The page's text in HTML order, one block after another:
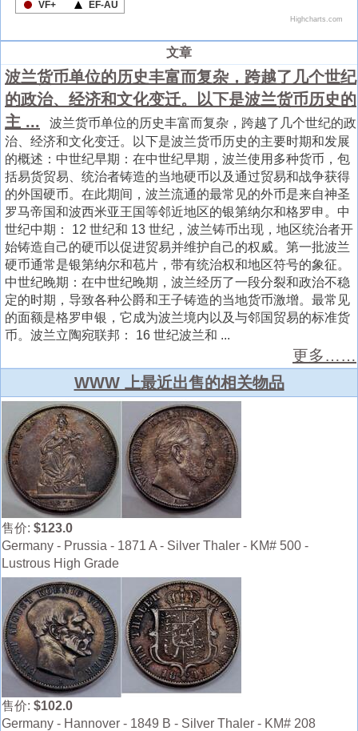
文章
波兰货币单位的历史丰富而复杂，跨越了几个世纪
的政治、经济和文化变迁。以下是波兰货币历史的
主 ... 波兰货币单位的历史丰富而复杂，跨越了几个世纪的政
治、经济和文化变迁。以下是波兰货币历史的主要时期和发展
的概述：中世纪早期：在中世纪早期，波兰使用多种货币，包
括易货贸易、统治者铸造的当地硬币以及通过贸易和战争获得
的外国硬币。在此期间，波兰流通的最常见的外币是来自神圣
罗马帝国和波西米亚王国等邻近地区的银第纳尔和格罗申。中
世纪中期： 12 世纪和 13 世纪，波兰铸币出现，地区统治者开
始铸造自己的硬币以促进贸易并维护自己的权威。第一批波兰
硬币通常是银第纳尔和苞片，带有统治权和地区符号的象征。
中世纪晚期：在中世纪晚期，波兰经历了一段分裂和政治不稳
定的时期，导致各种公爵和王子铸造的当地货币激增。最常见
的面额是格罗申银，它成为波兰境内以及与邻国贸易的标准货
币。波兰立陶宛联邦： 16 世纪波兰和 ...
更多……
WWW 上最近出售的相关物品
售价: $123.0
Germany - Prussia - 1871 A - Silver Thaler - KM# 500 -
Lustrous High Grade
售价: $102.0
Germany - Hannover - 1849 B - Silver Thaler - KM# 208